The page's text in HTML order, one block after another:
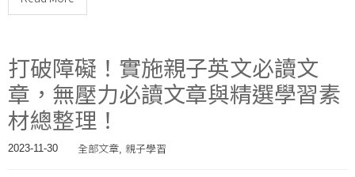
打破障礙！實施親子英文必讀文
章，無壓力必讀文章與精選學習素
材總整理！
2023-11-30 全部文章, 親子學習